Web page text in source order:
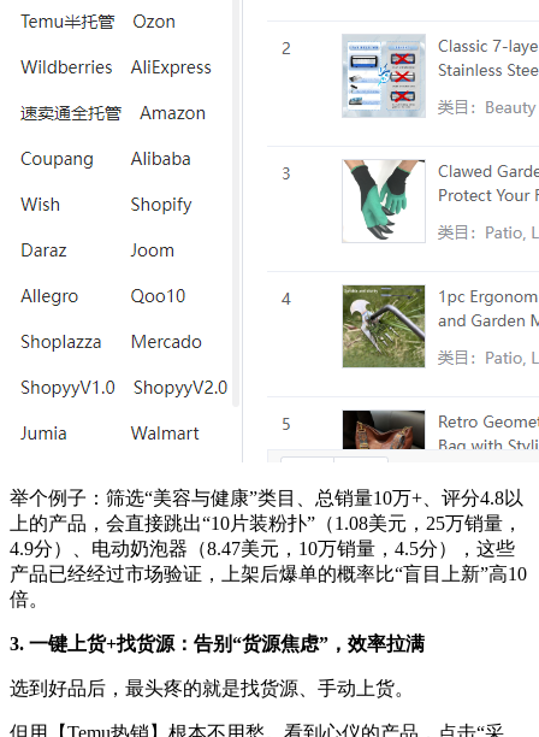
举个例子：筛选“美容与健康”类目、总销量10万+、评分4.8以
上的产品，会直接跳出“10片装粉扑”（1.08美元，25万销量，
4.9分）、电动奶泡器（8.47美元，10万销量，4.5分），这些
产品已经经过市场验证，上架后爆单的概率比“盲目上新”高10
倍。
3. 一键上货+找货源：告别“货源焦虑”，效率拉满
选到好品后，最头疼的就是找货源、手动上货。
但用【Temu热销】根本不用愁。看到心仪的产品，点击“采